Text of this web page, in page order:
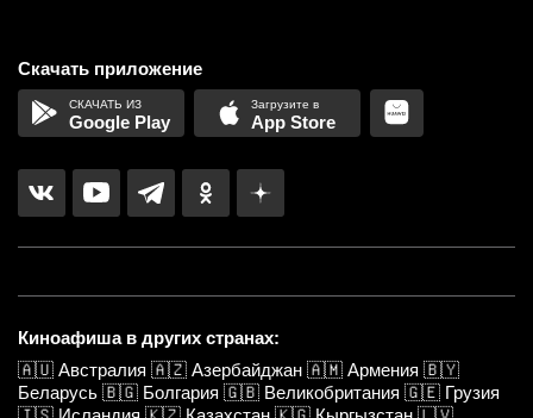
Скачать приложение
Google Play App Store
Киноафиша в других странах:
🇦🇺 Австралия 🇦🇿 Азербайджан 🇦🇲 Армения 🇧🇾
Беларусь 🇧🇬 Болгария 🇬🇧 Великобритания 🇬🇪 Грузия